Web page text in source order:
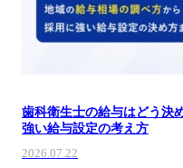
歯科衛生士の給与はどう決
強い給与設定の考え方
2026.07.22